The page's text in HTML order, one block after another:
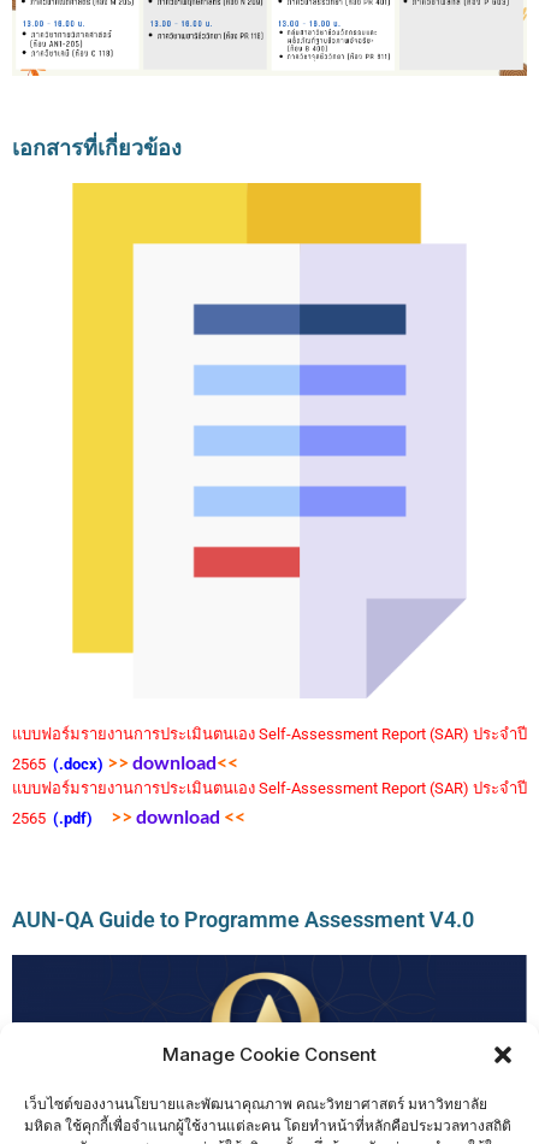
Manage Cookie Consent
เว็บไซต์ของงานนโยบายและพัฒนาคุณภาพ คณะวิทยาศาสตร์ มหาวิทยาลัย
มหิดล ใช้คุกกี้เพื่อจำแนกผู้ใช้งานแต่ละคน โดยทำหน้าที่หลักคือประมวลทางสถิติ
เอกสารที่เกี่ยวข้อง
แบบฟอร์มรายงานการประเมินตนเอง Self-Assessment Report (SAR) ประจำปี
2565 (.docx) >>download<<
แบบฟอร์มรายงานการประเมินตนเอง Self-Assessment Report (SAR) ประจำปี
2565 (.pdf) >>download <<
AUN-QA Guide to Programme Assessment V4.0